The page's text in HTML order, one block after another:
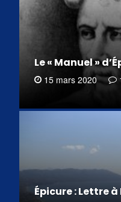
Le « Manuel »
15 mars 2020
Épicure : Lettre à